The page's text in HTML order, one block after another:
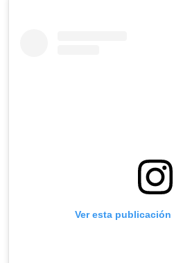
Ver esta publicación